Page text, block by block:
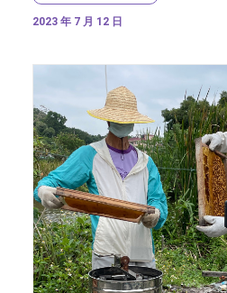
2023 年 7 月 12 日